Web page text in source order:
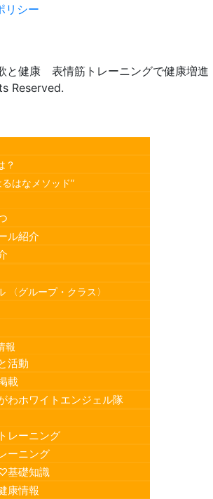
リシー
健康 表情筋トレーニングで健康増進
Reserved.
？
はなメソッド”
ル紹介
〈グループ・クラス〉
報
活動
載
わホワイトエンジェル隊
レーニング
ーニング
基礎知識
康情報